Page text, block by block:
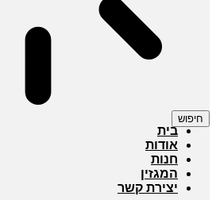
חיפוש
בית
אודות
חנות
המגזין
יצירת קשר